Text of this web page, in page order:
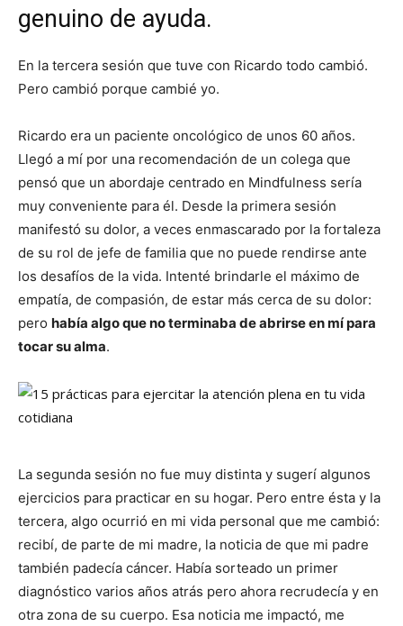
genuino de ayuda.
En la tercera sesión que tuve con Ricardo todo cambió.
Pero cambió porque cambié yo.
Ricardo era un paciente oncológico de unos 60 años.
Llegó a mí por una recomendación de un colega que
pensó que un abordaje centrado en Mindfulness sería
muy conveniente para él. Desde la primera sesión
manifestó su dolor, a veces enmascarado por la fortaleza
de su rol de jefe de familia que no puede rendirse ante
los desafíos de la vida. Intenté brindarle el máximo de
empatía, de compasión, de estar más cerca de su dolor:
pero había algo que no terminaba de abrirse en mí para
tocar su alma.
La segunda sesión no fue muy distinta y sugerí algunos
ejercicios para practicar en su hogar. Pero entre ésta y la
tercera, algo ocurrió en mi vida personal que me cambió:
recibí, de parte de mi madre, la noticia de que mi padre
también padecía cáncer. Había sorteado un primer
diagnóstico varios años atrás pero ahora recrudecía y en
otra zona de su cuerpo. Esa noticia me impactó, me